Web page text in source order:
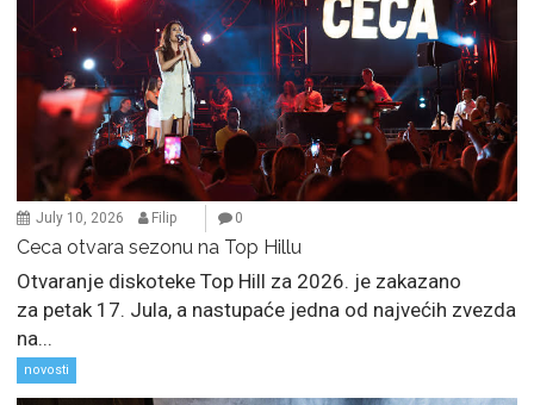
July 10, 2026 Filip 0
Ceca otvara sezonu na Top Hillu
Otvaranje diskoteke Top Hill za 2026. je zakazano
za petak 17. Jula, a nastupaće jedna od najvećih zvezda
na...
novosti